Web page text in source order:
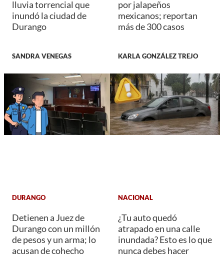
lluvia torrencial que
inundó la ciudad de
Durango
SANDRA VENEGAS
por jalapeños
mexicanos; reportan
más de 300 casos
KARLA GONZÁLEZ TREJO
DURANGO
Detienen a Juez de
Durango con un millón
de pesos y un arma; lo
acusan de cohecho
NACIONAL
¿Tu auto quedó
atrapado en una calle
inundada? Esto es lo que
nunca debes hacer